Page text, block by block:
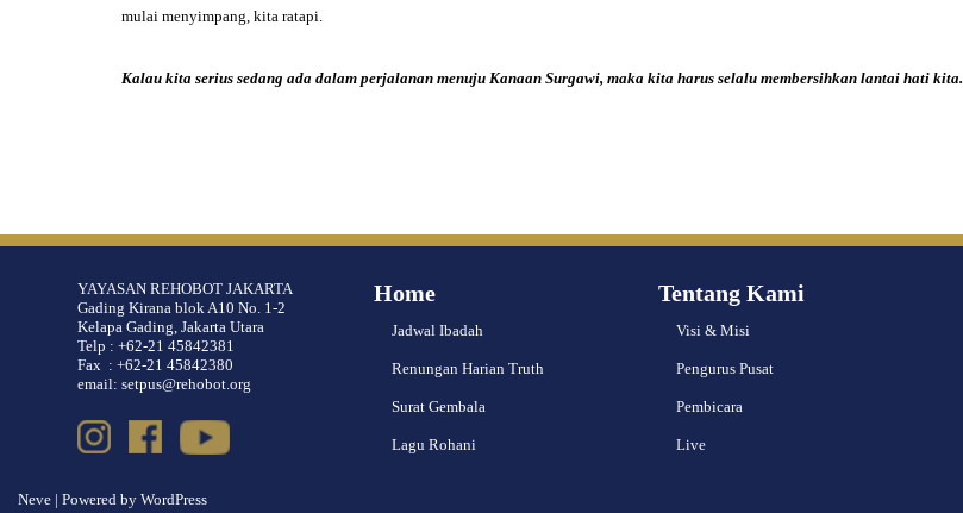
mulai menyimpang, kita ratapi.
Kalau kita serius sedang ada dalam perjalanan menuju Kanaan Surgawi, maka kita harus selalu membersihkan lantai hati kita.
YAYASAN REHOBOT JAKARTA
Gading Kirana blok A10 No. 1-2
Kelapa Gading, Jakarta Utara
Telp : +62-21 45842381
Fax : +62-21 45842380
email: setpus@rehobot.org
Neve | Powered by WordPress
Home
Jadwal Ibadah
Renungan Harian Truth
Surat Gembala
Lagu Rohani
Tentang Kami
Visi & Misi
Pengurus Pusat
Pembicara
Live